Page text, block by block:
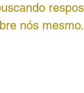
nós mesmo.